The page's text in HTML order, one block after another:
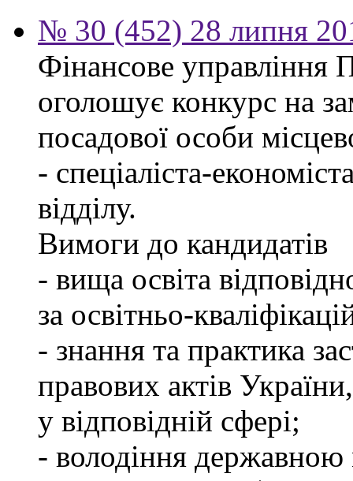
№ 30 (452) 28 липня
Фінансове управління
оголошує конкурс на
посадової особи
- спеціаліста-
відділу.
Вимоги до кандидатів
- вища освіта
за освітньо-
- знання та практика
правових актів
у відповідній сфері;
- володіння державною